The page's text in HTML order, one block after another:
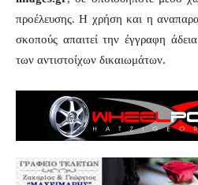
προέλευσης. Η χρήση και η
σκοπούς απαιτεί την έγγραφη
των αντιστοίχων δικαιωμάτων.